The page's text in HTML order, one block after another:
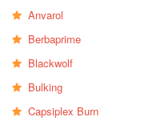
Anvarol
Berbaprime
Blackwolf
Bulking
Capsiplex Burn